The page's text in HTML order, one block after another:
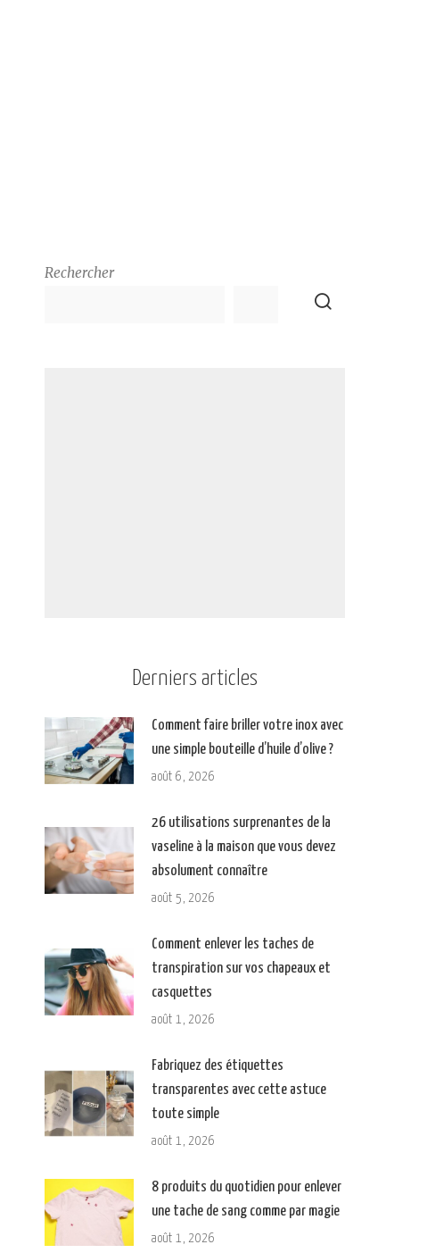
Rechercher
Derniers articles
Comment faire briller votre inox avec
une simple bouteille d’huile d’olive ?
août 6, 2026
26 utilisations surprenantes de la
vaseline à la maison que vous devez
absolument connaître
août 5, 2026
Comment enlever les taches de
transpiration sur vos chapeaux et
casquettes
août 1, 2026
Fabriquez des étiquettes
transparentes avec cette astuce
toute simple
août 1, 2026
8 produits du quotidien pour enlever
une tache de sang comme par magie
août 1, 2026